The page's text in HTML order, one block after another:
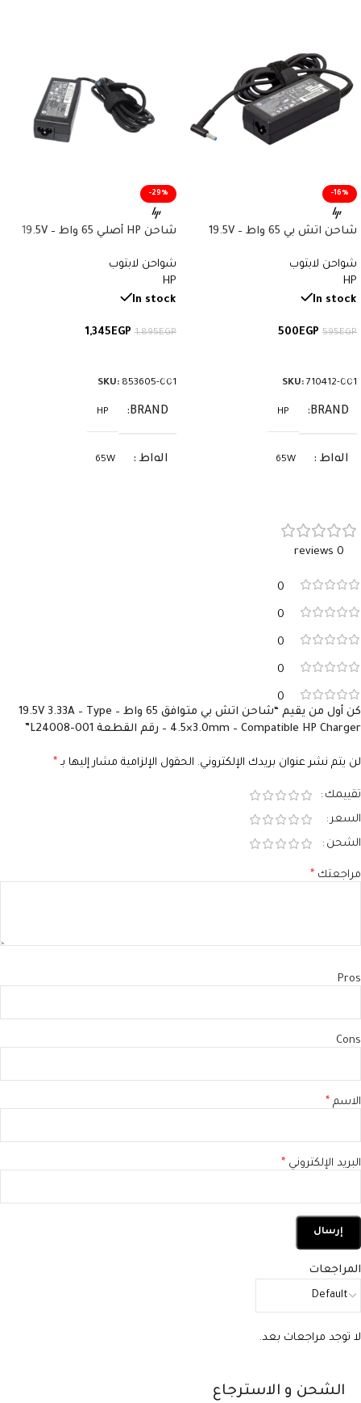
-16%
شاحن اتش بي 65 واط – 19.5V
001
شواحن لابتوب
HP
In stock
595EGP
500EGP
SKU: 710412-001
BRAND
HP
الواط 65W
الأمبير
-29%
شاحن HP أصلي 65 واط – 19.5V
853605‑001
شواحن لابتوب
HP
In stock
1,895EGP
1,345EGP
SKU: 853605-001
BRAND
HP
الواط 65W
0 reviews
0
0
0
0
0
المراجعات
لا توجد مراجعات بعد.
كن أول من يقيم “شاحن اتش بي متوافق 65 واط – 19.5V 3.33A – Type
4.5×3.0mm – Compatible HP Charger – رقم القطعة L24008-001”
لن يتم نشر عنوان بريدك الإلكتروني. الحقول الإلزامية مشار إليها بـ *
تقييمك
السعر
الشحن
مراجعتك *
Pros
Cons
الاسم *
البريد الإلكتروني *
الشحن و الاسترجاع